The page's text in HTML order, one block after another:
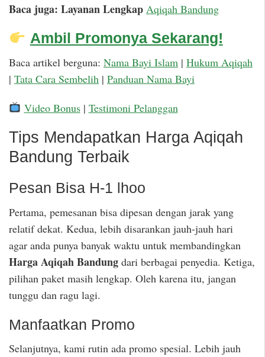
Baca juga: Layanan Lengkap Aqiqah Bandung
Ambil Promonya Sekarang!
Baca artikel berguna: Nama Bayi Islam | Hukum Aqiqah
| Tata Cara Sembelih | Panduan Nama Bayi
Video Bonus| Testimoni Pelanggan
Tips Mendapatkan Harga Aqiqah
Bandung Terbaik
Pesan Bisa H-1 lhoo
Pertama, pemesanan bisa dipesan dengan jarak yang
relatif dekat. Kedua, lebih disarankan jauh-jauh hari
agar anda punya banyak waktu untuk membandingkan
Harga Aqiqah Bandung dari berbagai penyedia. Ketiga,
pilihan paket masih lengkap. Oleh karena itu, jangan
tunggu dan ragu lagi.
Manfaatkan Promo
Selanjutnya, kami rutin ada promo spesial. Lebih jauh